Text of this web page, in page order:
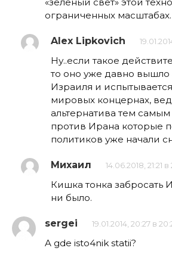
ограниченных
Alex Lipkovich
Ну..если такое
то оно уже давно вышло
Израиля и
мировых концернах,
альтернатива тем
против Ирана которые
политиков уже начали
Михаил 14.06.2018, 21:21 в
Кишка тонка забросать
ни было.
sergei 19.01.2014, 20:27 в
A gde isto4nik statii?